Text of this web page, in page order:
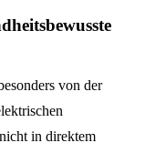
von der
in direktem